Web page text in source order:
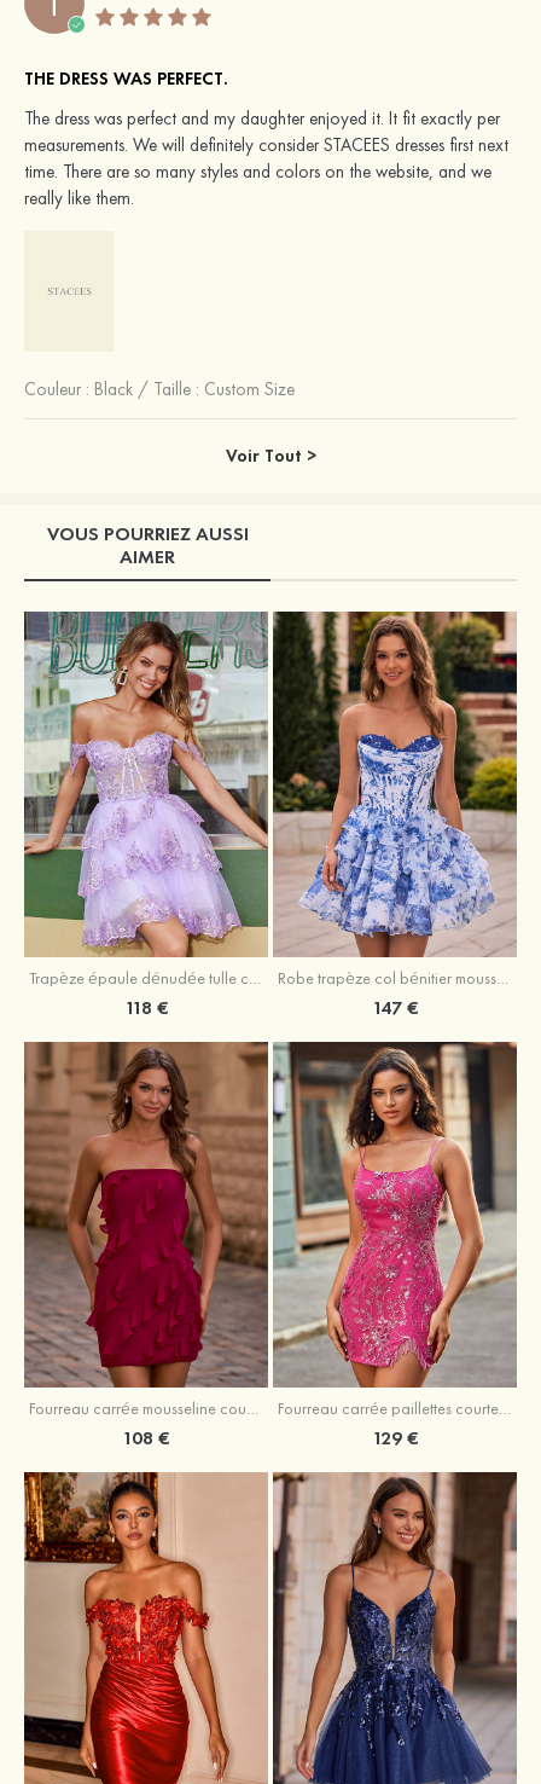
THE DRESS WAS PERFECT.
The dress was perfect and my daughter enjoyed it. It fit exactly per
measurements. We will definitely consider STACEES dresses first next
time. There are so many styles and colors on the website, and we
really like them.
Couleur : Black / Taille : Custom Size
Voir Tout >
VOUS POURRIEZ AUSSI
AIMER
Trapèze épaule dénudée tulle courte/mini robe de fête de la rentrée avec paillettes
118 €
Robe trapèze col bénitier mousseline courte/mini robe de fête de la rentrée avec appliqué
147 €
Fourreau carrée mousseline courte/mini robe de fête de la rentré avec volants
108 €
Fourreau carrée paillettes courte/mini robe de fête de la rentrée
129 €